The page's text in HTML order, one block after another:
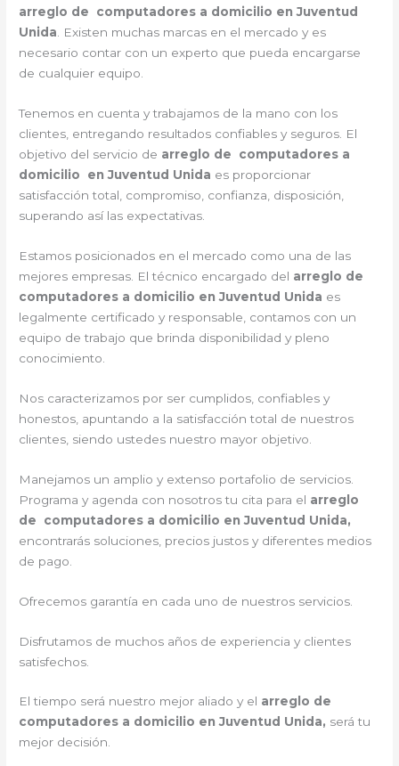
arreglo de computadores a domicilio en Juventud
Unida. Existen muchas marcas en el mercado y es
necesario contar con un experto que pueda encargarse
de cualquier equipo.
Tenemos en cuenta y trabajamos de la mano con los
clientes, entregando resultados confiables y seguros. El
objetivo del servicio de arreglo de computadores a
domicilio en Juventud Unida es proporcionar
satisfacción total, compromiso, confianza, disposición,
superando así las expectativas.
Estamos posicionados en el mercado como una de las
mejores empresas. El técnico encargado del arreglo de
computadores a domicilio en Juventud Unida es
legalmente certificado y responsable, contamos con un
equipo de trabajo que brinda disponibilidad y pleno
conocimiento.
Nos caracterizamos por ser cumplidos, confiables y
honestos, apuntando a la satisfacción total de nuestros
clientes, siendo ustedes nuestro mayor objetivo.
Manejamos un amplio y extenso portafolio de servicios.
Programa y agenda con nosotros tu cita para el arreglo
de computadores a domicilio en Juventud Unida,
encontrarás soluciones, precios justos y diferentes medios
de pago.
Ofrecemos garantía en cada uno de nuestros servicios.
Disfrutamos de muchos años de experiencia y clientes
satisfechos.
El tiempo será nuestro mejor aliado y el arreglo de
computadores a domicilio en Juventud Unida, será tu
mejor decisión.